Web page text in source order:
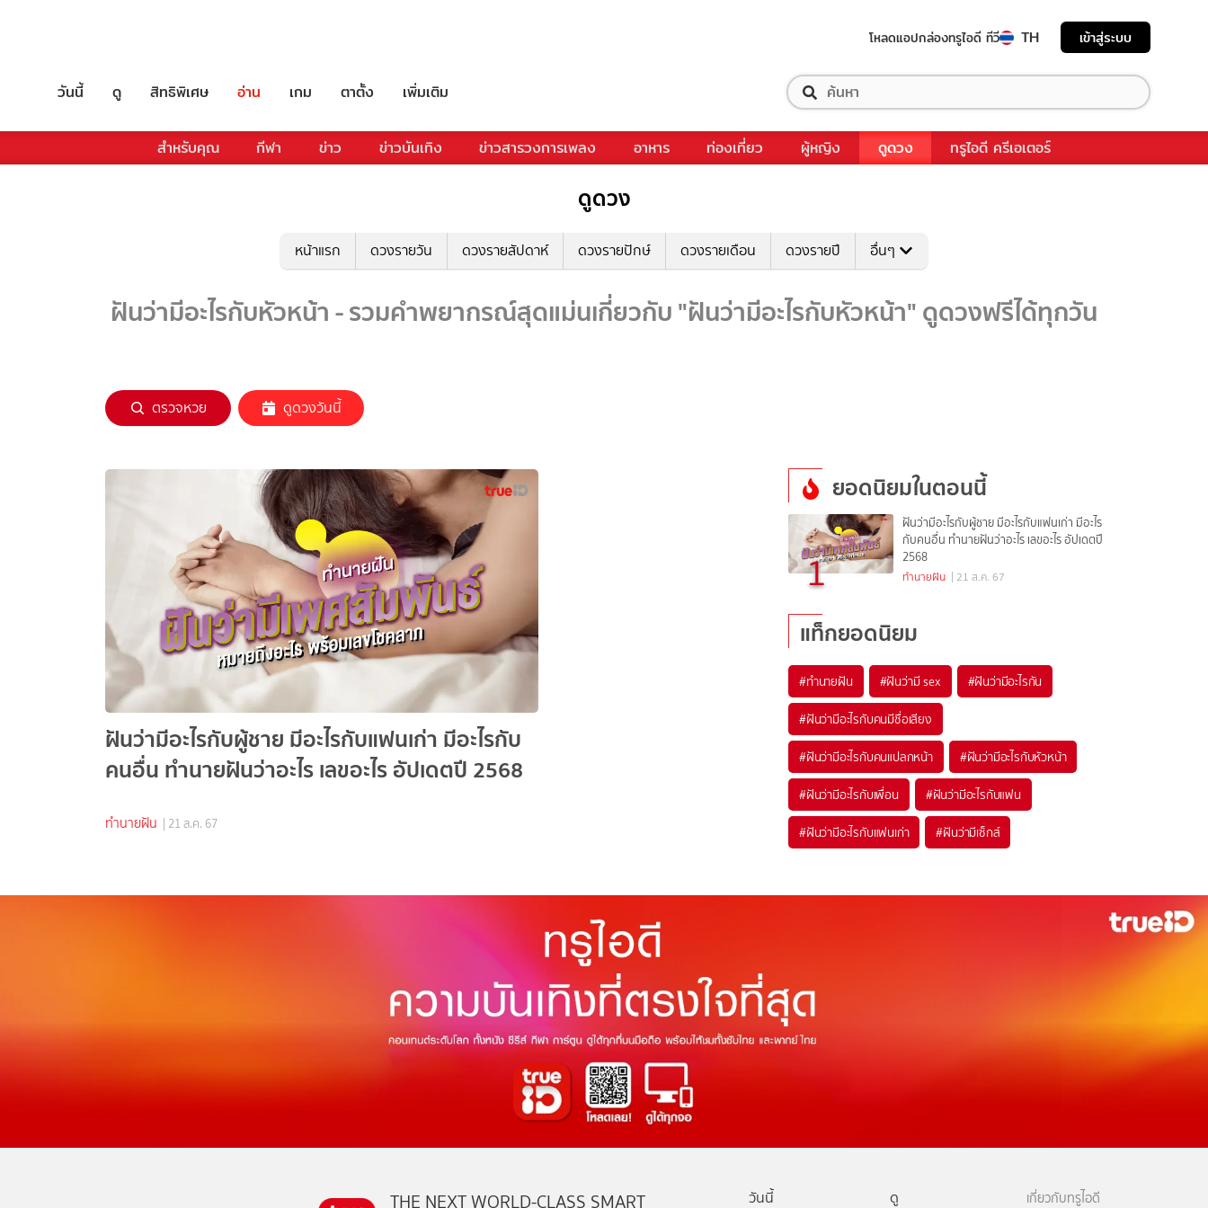
โหลดแอปกล่องทรูไอดี ทีวี TH เข้าสู่ระบบ
วันนี้ ดู สิทธิพิเศษ อ่าน เกม ตาตั้ง เพิ่มเติม
สำหรับคุณ กีฬา ข่าว ข่าวบันเทิง ข่าวสารวงการเพลง อาหาร ท่องเที่ยว ผู้หญิง ดูดวง ทรูไอดี ครีเอเตอร์
ดูดวง
หน้าแรก ดวงรายวัน ดวงรายสัปดาห์ ดวงรายปักษ์ ดวงรายเดือน ดวงรายปี อื่นๆ
ฝันว่ามีอะไรกับหัวหน้า - รวมคำพยากรณ์สุดแม่นเกี่ยวกับ "ฝันว่ามีอะไรกับหัวหน้า" ดูดวงฟรีได้ทุกวัน
ตรวจหวย ดูดวงวันนี้
ฝันว่ามีอะไรกับผู้ชาย มีอะไรกับแฟนเก่า มีอะไรกับ
คนอื่น ทำนายฝันว่าอะไร เลขอะไร อัปเดตปี 2568
ทำนายฝัน | 21 ส.ค. 67
ยอดนิยมในตอนนี้
1
ฝันว่ามีอะไรกับผู้ชาย มีอะไรกับแฟนเก่า มีอะไร
กับคนอื่น ทำนายฝันว่าอะไร เลขอะไร อัปเดตปี
2568
ทำนายฝัน | 21 ส.ค. 67
แท็กยอดนิยม
#ทำนายฝัน #ฝันว่ามี sex #ฝันว่ามีอะไรกัน
#ฝันว่ามีอะไรกับคนมีชื่อเสียง
#ฝันว่ามีอะไรกับคนแปลกหน้า #ฝันว่ามีอะไรกับหัวหน้า
#ฝันว่ามีอะไรกับเพื่อน #ฝันว่ามีอะไรกับแฟน
#ฝันว่ามีอะไรกับแฟนเก่า #ฝันว่ามีเซ็กส์
THE NEXT WORLD-CLASS SMART วันนี้ ดู เกี่ยวกับทรูไอดี